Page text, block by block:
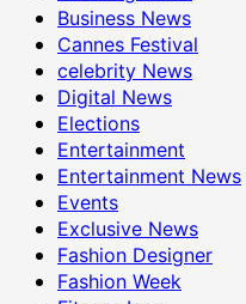
Business News
Cannes Festival
celebrity News
Digital News
Elections
Entertainment
Entertainment News
Events
Exclusive News
Fashion Designer
Fashion Week